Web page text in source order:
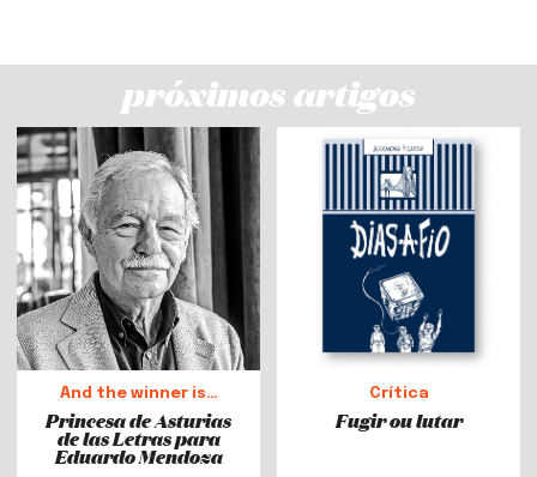
próximos artigos
And the winner is…
Princesa de Asturias
de las Letras para
Eduardo Mendoza
Crítica
Fugir ou lutar